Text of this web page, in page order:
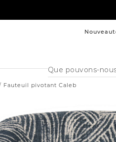
Cataloque
de
Fauteuil pivotant Caleb